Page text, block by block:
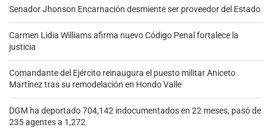
Senador Jhonson Encarnación desmiente ser proveedor del Estado
Carmen Lidia Williams afirma nuevo Código Penal fortalece la
justicia
Comandante del Ejército reinaugura el puesto militar Aniceto
Martínez tras su remodelación en Hondo Valle
DGM ha deportado 704,142 indocumentados en 22 meses, pasó de
235 agentes a 1,272